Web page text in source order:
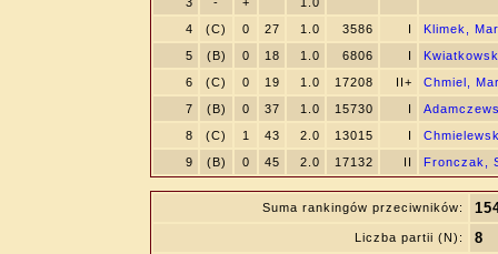
4
(C) 0 27 1.0 3586 I
Klimek,
5
(B) 0 18 1.0 6806 I
6
(C) 0 19 1.0 17208 II+
Chmiel,
7
(B) 0 37 1.0 15730 I
8
(C) 1 43 2.0 13015 I
9
(B) 0 45 2.0 17132 II Fronczak,
Suma rankingów przeciwników:
Liczba partii (N): 8